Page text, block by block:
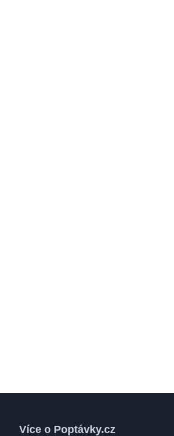
Více o Poptávky.cz